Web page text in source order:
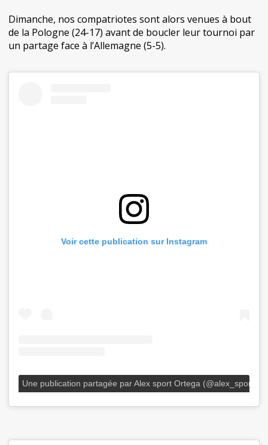
Dimanche, nos compatriotes sont alors venues à bout
de la Pologne (24-17) avant de boucler leur tournoi par
un partage face à l’Allemagne (5-5).
Voir cette publication sur Instagram
Une publication partagée par Alex sport Ortega